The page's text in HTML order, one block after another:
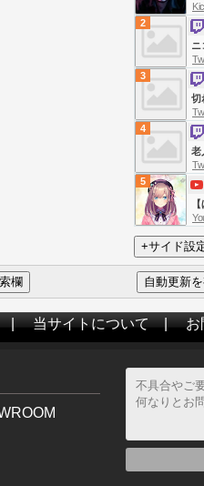
や
禁
2
ニ
夜
3
切
4
老
お
5
の
ッ
原
当サイトについて|お